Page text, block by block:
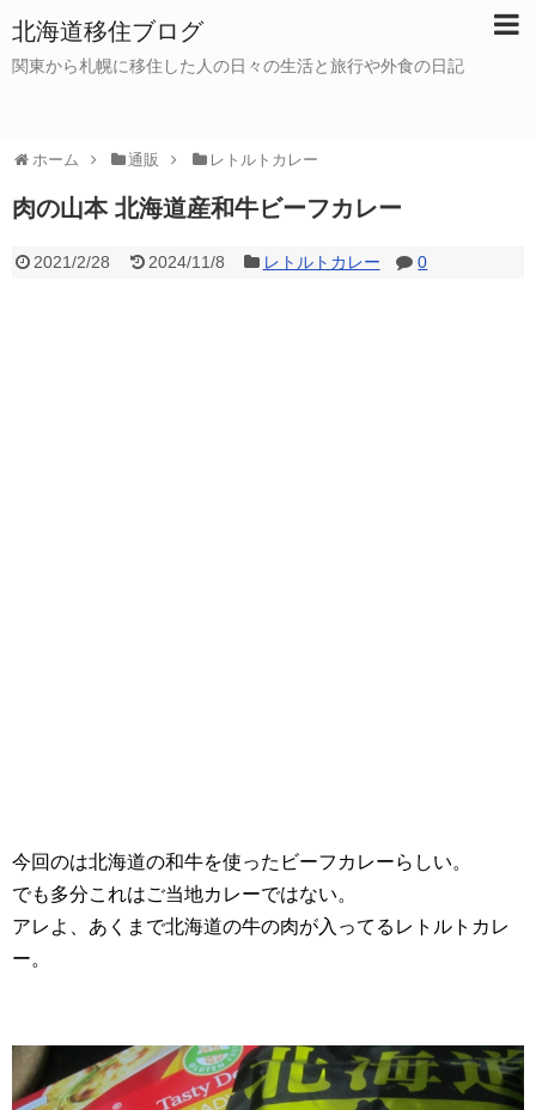
北海道移住ブログ
関東から札幌に移住した人の日々の生活と旅行や外食の日記
ホーム 通販 レトルトカレー
肉の山本 北海道産和牛ビーフカレー
2021/2/28 2024/11/8 レトルトカレー 0
今回のは北海道の和牛を使ったビーフカレーらしい。
でも多分これはご当地カレーではない。
アレよ、あくまで北海道の牛の肉が入ってるレトルトカレ
ー。